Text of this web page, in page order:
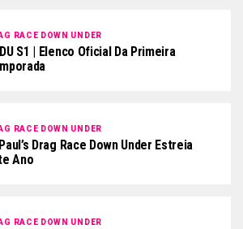
RACE DOWN UNDER
S1 | Elenco Oficial Da Primeira
RACE DOWN UNDER
Drag Race Down Under Estreia
Ano
RACE DOWN UNDER